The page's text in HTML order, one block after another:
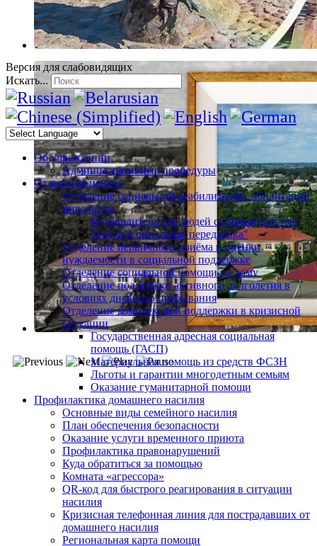
Версия для слабовидящих
Искать...
Об учреждении
Административные процедуры
Отделения центра
Отделение социальной реабилитации, абилитации
инвалидов
Путеводитель для людей с инвалидностью
Услуга"Социальная передышка"
Отделение первичного приёма и оценки
нуждаемости в социальной поддержке
Отделение социальной помощи на дому
Отделение поддержки активного долголетия в
условиях дневного пребывания
Отделение комплексной поддержки в кризисной
ситуации
Государственная адресная социальная
помощь (ГАСП)
Материальная помощь из средств ФСЗН
Льготы и гарантии многодетным семьям
Оказание гуманитарной помощи
Профилактика домашнего насилия
Основные виды семейного насилия
План обеспечения безопасности
Оказание услуги временного приюта
Профилактика правонарушений
Куда обратиться за помощью
Комната «агрессора»
QR-код для быстрого реагирования в ситуации
насилия
Кризисная телефонная линия для пострадавших от
домашнего насилия
Региональная карта помощи